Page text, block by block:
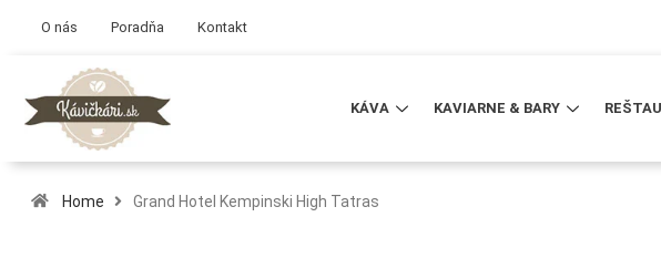
O nás Poradňa Kontakt
KÁVA KAVIARNE & BARY
Home Grand Hotel Kempinski High Tatras